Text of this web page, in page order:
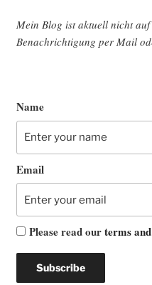
Mein Blog ist aktu­ell nicht
Benach­rich­ti­gung per Mail
Name
Email
Please read ourterms